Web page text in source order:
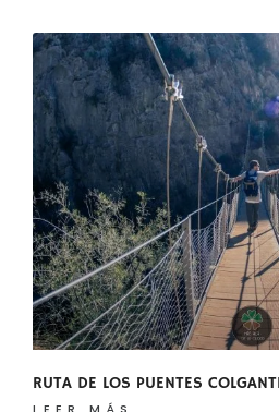
RUTA DE LOS PUENTES